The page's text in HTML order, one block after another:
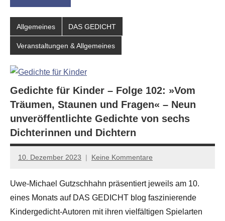
Allgemeines DAS GEDICHT
Veranstaltungen & Allgemeines
Gedichte für Kinder – Folge 102: »Vom
Träumen, Staunen und Fragen« – Neun
unveröffentlichte Gedichte von sechs
Dichterinnen und Dichtern
10. Dezember 2023
Anton
Leitner
Keine Kommentare
Uwe-Michael Gutzschhahn präsentiert jeweils am 10.
eines Monats auf DAS GEDICHT blog faszinierende
Kindergedicht-Autoren mit ihren vielfältigen Spielarten